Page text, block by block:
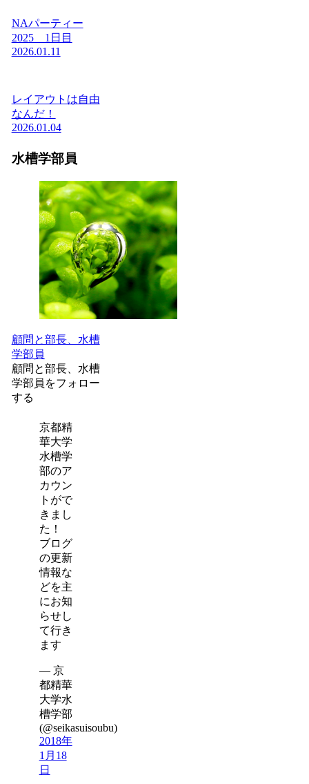
NAパーティー
2025 1日目
2026.01.11
レイアウトは自由
なんだ！
2026.01.04
水槽学部員
顧問と部長、水槽
学部員
顧問と部長、水槽
学部員をフォロー
する
京都精
華大学
水槽学
部のア
カウン
トがで
きまし
た！
ブログ
の更新
情報な
どを主
にお知
らせし
て行き
ます
— 京
都精華
大学水
槽学部
(@seikasuisoubu)
2018年
1月18
日